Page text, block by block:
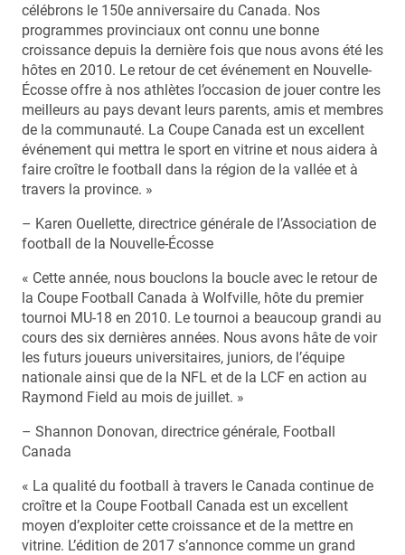
célébrons le 150e anniversaire du Canada. Nos
programmes provinciaux ont connu une bonne
croissance depuis la dernière fois que nous avons été les
hôtes en 2010. Le retour de cet événement en Nouvelle-
Écosse offre à nos athlètes l’occasion de jouer contre les
meilleurs au pays devant leurs parents, amis et membres
de la communauté. La Coupe Canada est un excellent
événement qui mettra le sport en vitrine et nous aidera à
faire croître le football dans la région de la vallée et à
travers la province. »
– Karen Ouellette, directrice générale de l’Association de
football de la Nouvelle-Écosse
« Cette année, nous bouclons la boucle avec le retour de
la Coupe Football Canada à Wolfville, hôte du premier
tournoi MU-18 en 2010. Le tournoi a beaucoup grandi au
cours des six dernières années. Nous avons hâte de voir
les futurs joueurs universitaires, juniors, de l’équipe
nationale ainsi que de la NFL et de la LCF en action au
Raymond Field au mois de juillet. »
– Shannon Donovan, directrice générale, Football
Canada
« La qualité du football à travers le Canada continue de
croître et la Coupe Football Canada est un excellent
moyen d’exploiter cette croissance et de la mettre en
vitrine. L’édition de 2017 s’annonce comme un grand